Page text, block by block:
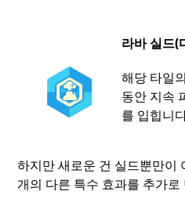
라바 실드(
해당 타일
동안 지속
를 입힙니
하지만 새로운 건 실드뿐만이
개의 다른 특수 효과를 추가